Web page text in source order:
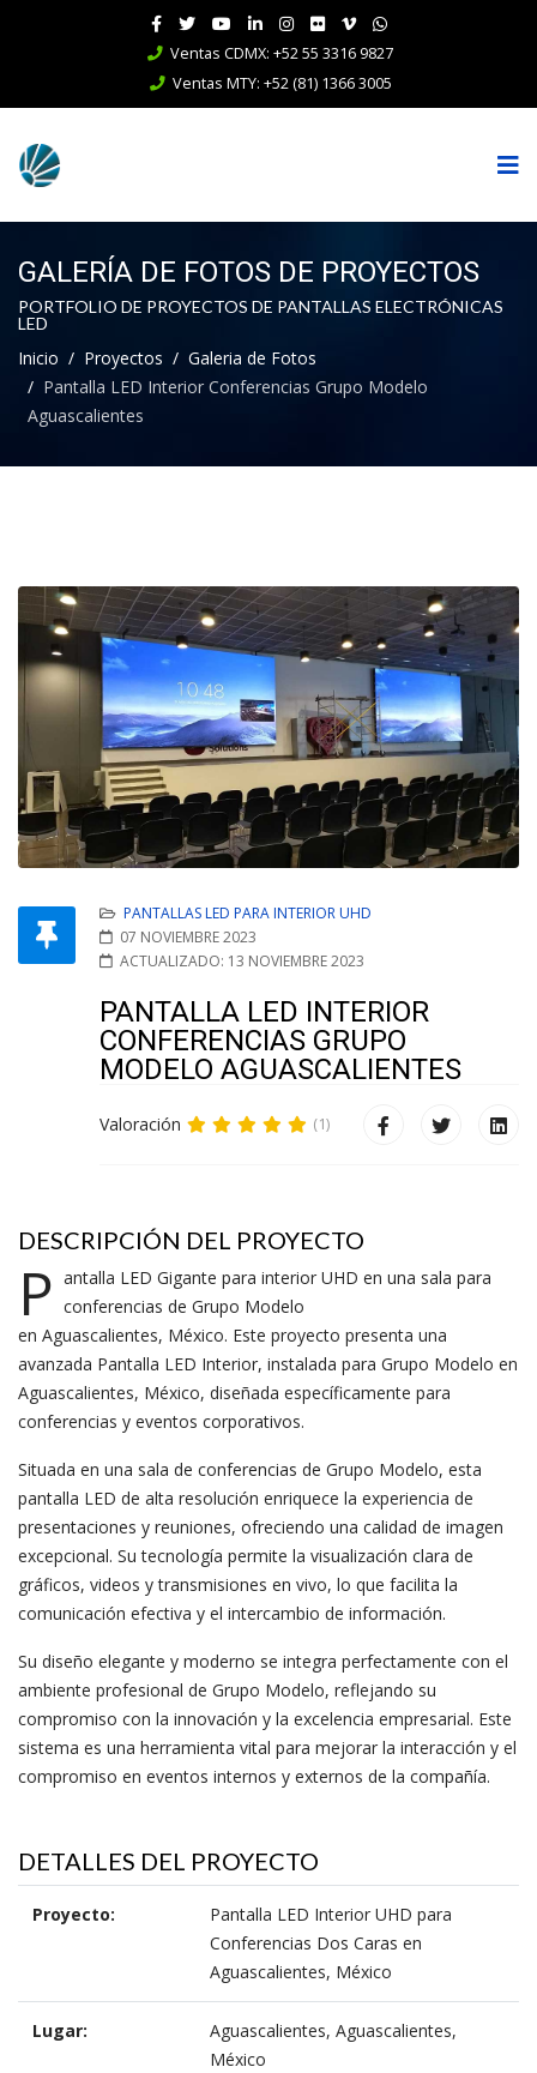
Ventas CDMX: +52 55 3316 9827
Ventas MTY: +52 (81) 1366 3005
GALERÍA DE FOTOS DE PROYECTOS
PORTFOLIO DE PROYECTOS DE PANTALLAS ELECTRÓNICAS
LED
Inicio Proyectos
Galeria de Fotos
Pantalla LED Interior Conferencias Grupo Modelo
Aguascalientes
PANTALLAS LED PARA INTERIOR UHD
07 NOVIEMBRE 2023
ACTUALIZADO: 13 NOVIEMBRE 2023
PANTALLA LED INTERIOR
CONFERENCIAS GRUPO
MODELO AGUASCALIENTES
Valoración (1)
DESCRIPCIÓN DEL PROYECTO
P antalla LED Gigante para interior UHD en una sala para
conferencias de Grupo Modelo
en Aguascalientes, México. Este proyecto presenta una
avanzada Pantalla LED Interior, instalada para Grupo Modelo en
Aguascalientes, México, diseñada específicamente para
conferencias y eventos corporativos.
Situada en una sala de conferencias de Grupo Modelo, esta
pantalla LED de alta resolución enriquece la experiencia de
presentaciones y reuniones, ofreciendo una calidad de imagen
excepcional. Su tecnología permite la visualización clara de
gráficos, videos y transmisiones en vivo, lo que facilita la
comunicación efectiva y el intercambio de información.
Su diseño elegante y moderno se integra perfectamente con el
ambiente profesional de Grupo Modelo, reflejando su
compromiso con la innovación y la excelencia empresarial. Este
sistema es una herramienta vital para mejorar la interacción y el
compromiso en eventos internos y externos de la compañía.
DETALLES DEL PROYECTO
Proyecto:
Pantalla LED Interior UHD para
Conferencias Dos Caras en
Aguascalientes, México
Lugar:
Aguascalientes, Aguascalientes,
México